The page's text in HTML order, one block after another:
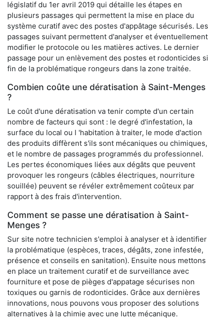
législatif du 1er avril 2019 qui détaille les étapes en
plusieurs passages qui permettent la mise en place du
système curatif avec des postes d'appâtage sécurisés. Les
passages suivant permettent d'analyser et éventuellement
modifier le protocole ou les matières actives. Le dernier
passage pour un enlèvement des postes et rodonticides si
fin de la problématique rongeurs dans la zone traitée.
Combien coûte une dératisation à Saint-Menges
?
Le coût d'une dératisation va tenir compte d'un certain
nombre de facteurs qui sont : le degré d'infestation, la
surface du local ou l 'habitation à traiter, le mode d'action
des produits diffèrent s'ils sont mécaniques ou chimiques,
et le nombre de passages programmés du professionnel.
Les pertes économiques liées aux dégâts que peuvent
provoquer les rongeurs (câbles électriques, nourriture
souillée) peuvent se révéler extrêmement coûteux par
rapport à des frais d'intervention.
Comment se passe une dératisation à Saint-
Menges ?
Sur site notre technicien s'emploi à analyser et à identifier
la problématique (espèces, traces, dégâts, zone infestée,
présence et conseils en sanitation). Ensuite nous mettons
en place un traitement curatif et de surveillance avec
fourniture et pose de pièges d'appatage sécurises non
toxiques ou garnis de rodonticides. Grâce aux dernières
innovations, nous pouvons vous proposer des solutions
alternatives à la chimie avec une lutte mécanique.